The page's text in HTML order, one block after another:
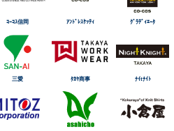
ｺｰｺｽ信岡 ｱﾝﾄﾞﾚｽｹｯﾃｨ ｸﾞﾗﾃﾞｨｴｰﾀ
三愛 ﾀｶﾔ商事 ﾅｲtﾅｲﾄ